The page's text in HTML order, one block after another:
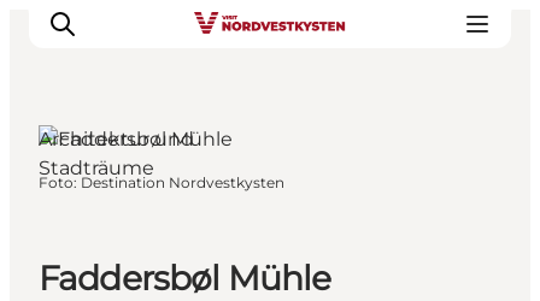
Events
Faddersbøl Mühle
Architektur und
Stadträume
Foto: Destination Nordvestkysten